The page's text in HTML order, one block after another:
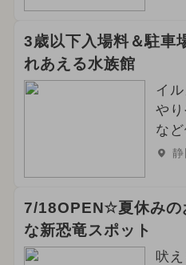
3歳以下入場料＆駐車
れあえる水族館
イ
や
な
7/18OPEN☆夏休みの
な新恐竜スポット
吠